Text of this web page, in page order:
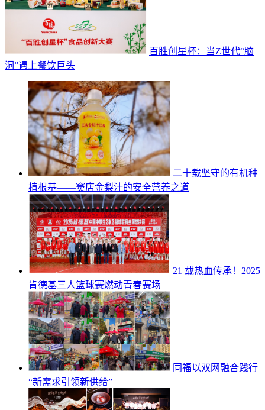
百胜创星杯：当Z世代“脑
洞”遇上餐饮巨头
二十载坚守的有机种
植根基——窦店金梨汁的安全营养之道
21 载热血传承！2025
肯德基三人篮球赛燃动青春赛场
同福以双网融合践行
“新需求引领新供给”